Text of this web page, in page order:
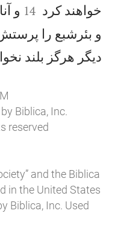
خواهند كرد 

14 و
و بئرشبع را
ديگر هرگز بلند
Biblica, Inc.
reserved
and the Biblica
in the United States
Biblica, Inc. Used